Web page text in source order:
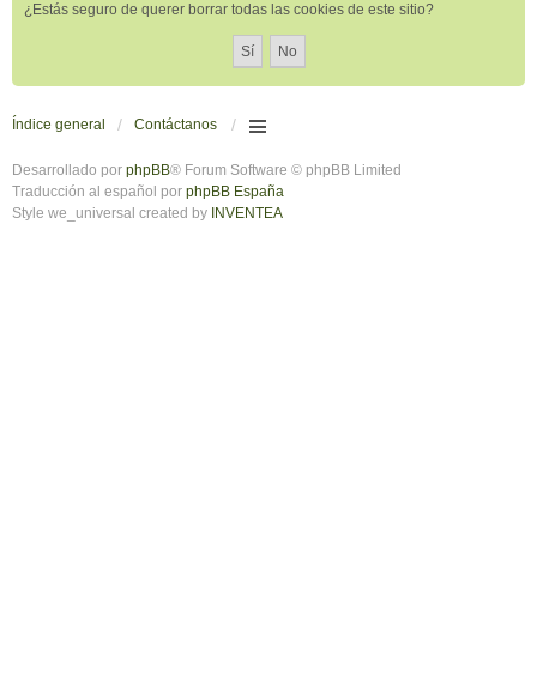
¿Estás seguro de querer borrar todas las cookies de este sitio?
Índice general Contáctanos
Desarrollado por phpBB® Forum Software © phpBB Limited
Traducción al español por phpBB España
Style we_universal created by INVENTEA